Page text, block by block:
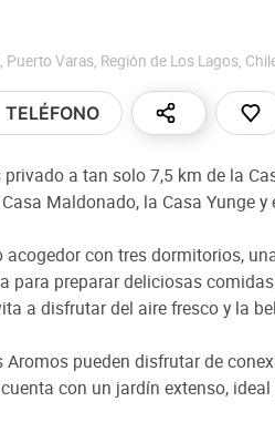
, Puerto Varas, Región de Los Lagos,
TELÉFONO
a tan solo 7,5 km de la
Maldonado, la Casa Yunge y
con tres dormitorios,
para preparar deliciosas
a disfrutar del aire fresco y la
Aromos pueden disfrutar de
con un jardín extenso,